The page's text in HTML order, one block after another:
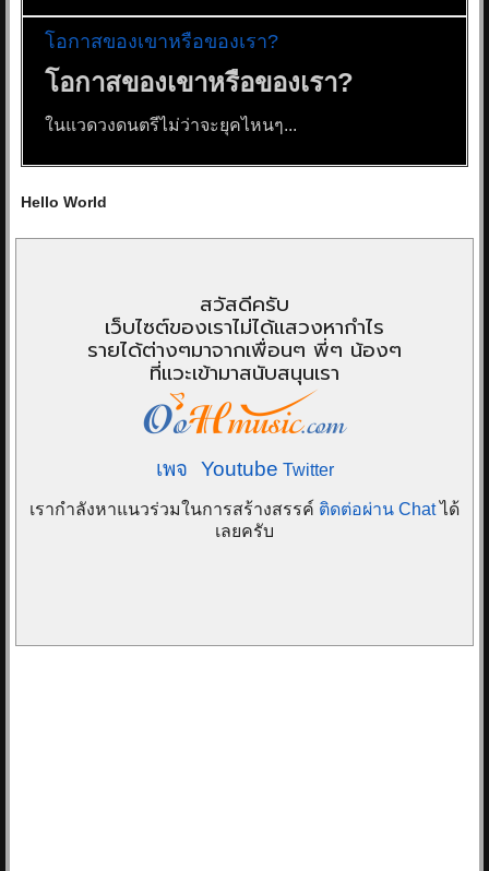
โอกาสของเขาหรือของเรา?
โอกาสของเขาหรือของเรา?
ในแวดวงดนตรีไม่ว่าจะยุคไหนๆ...
Hello World
สวัสดีครับ
เว็บไซต์ของเราไม่ได้แสวงหากำไร
รายได้ต่างๆมาจากเพื่อนๆ พี่ๆ น้องๆ
ที่แวะเข้ามาสนับสนุนเรา
เพจ Youtube Twitter
เรากำลังหาแนวร่วมในการสร้างสรรค์ ติดต่อผ่าน Chatได้
เลยครับ